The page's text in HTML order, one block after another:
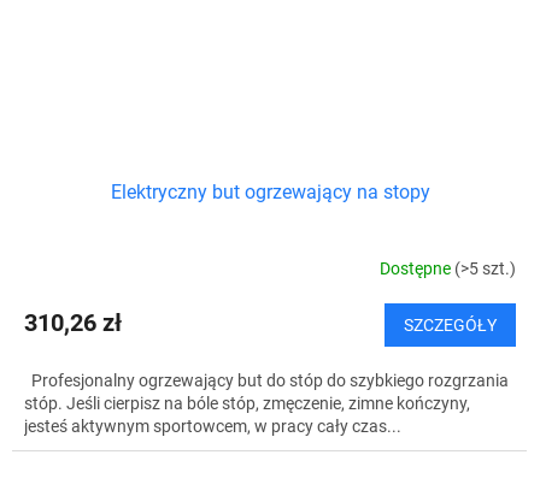
Elektryczny but ogrzewający na stopy
Dostępne (>5 szt.)
310,26 zł SZCZEGÓŁY
Profesjonalny ogrzewający but do stóp do szybkiego rozgrzania
stóp. Jeśli cierpisz na bóle stóp, zmęczenie, zimne kończyny,
jesteś aktywnym sportowcem, w pracy cały czas...